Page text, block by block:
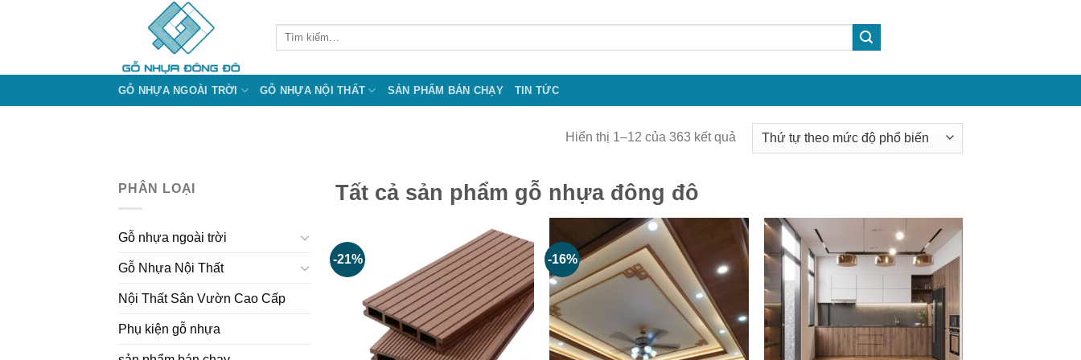
Tìm
GỖ NHỰA NGOÀI TRỜI GỖ NHỰA NỘI THẤT SẢN PHẨM BÁN CHẠY TIN TỨC
Hiển thị 1–12 của 363 kết quảĐược
sắp
mức
độ
phổ
PHÂN LOẠI
Gỗ nhựa ngoài trời
Gỗ Nhựa Nội Thất
Nội Thất Sân Vườn Cao Cấp
Phụ kiện gỗ nhựa
Tất cả sản phẩm gỗ nhựa đông đô
-21% -16%